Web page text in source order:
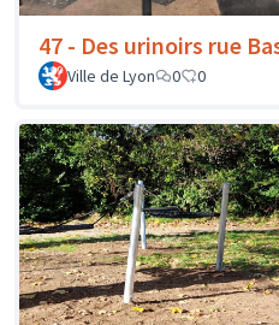
47 - Des urinoirs rue
Ville de Lyon
0 0